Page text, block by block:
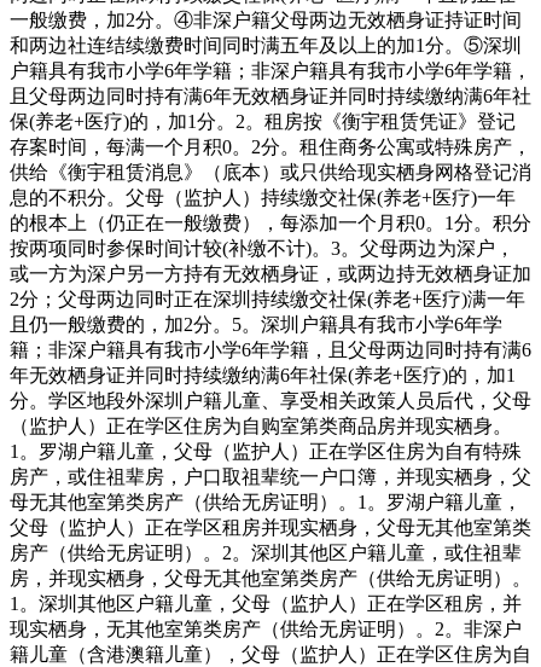
一般缴费，加2分。④非深户籍父母两边无效栖身证持证时间
和两边社连结续缴费时间同时满五年及以上的加1分。⑤深圳
户籍具有我市小学6年学籍；非深户籍具有我市小学6年学籍，
且父母两边同时持有满6年无效栖身证并同时持续缴纳满6年社
保(养老+医疗)的，加1分。2。租房按《衡宇租赁凭证》登记
存案时间，每满一个月积0。2分。租住商务公寓或特殊房产，
供给《衡宇租赁消息》（底本）或只供给现实栖身网格登记消
息的不积分。父母（监护人）持续缴交社保(养老+医疗)一年
的根本上（仍正在一般缴费），每添加一个月积0。1分。积分
按两项同时参保时间计较(补缴不计)。3。父母两边为深户，
或一方为深户另一方持有无效栖身证，或两边持无效栖身证加
2分；父母两边同时正在深圳持续缴交社保(养老+医疗)满一年
且仍一般缴费的，加2分。5。深圳户籍具有我市小学6年学
籍；非深户籍具有我市小学6年学籍，且父母两边同时持有满6
年无效栖身证并同时持续缴纳满6年社保(养老+医疗)的，加1
分。学区地段外深圳户籍儿童、享受相关政策人员后代，父母
（监护人）正在学区住房为自购室第类商品房并现实栖身。
1。罗湖户籍儿童，父母（监护人）正在学区住房为自有特殊
房产，或住祖辈房，户口取祖辈统一户口簿，并现实栖身，父
母无其他室第类房产（供给无房证明）。1。罗湖户籍儿童，
父母（监护人）正在学区租房并现实栖身，父母无其他室第类
房产（供给无房证明）。2。深圳其他区户籍儿童，或住祖辈
房，并现实栖身，父母无其他室第类房产（供给无房证明）。
1。深圳其他区户籍儿童，父母（监护人）正在学区租房，并
现实栖身，无其他室第类房产（供给无房证明）。2。非深户
籍儿童（含港澳籍儿童），父母（监护人）正在学区住房为自